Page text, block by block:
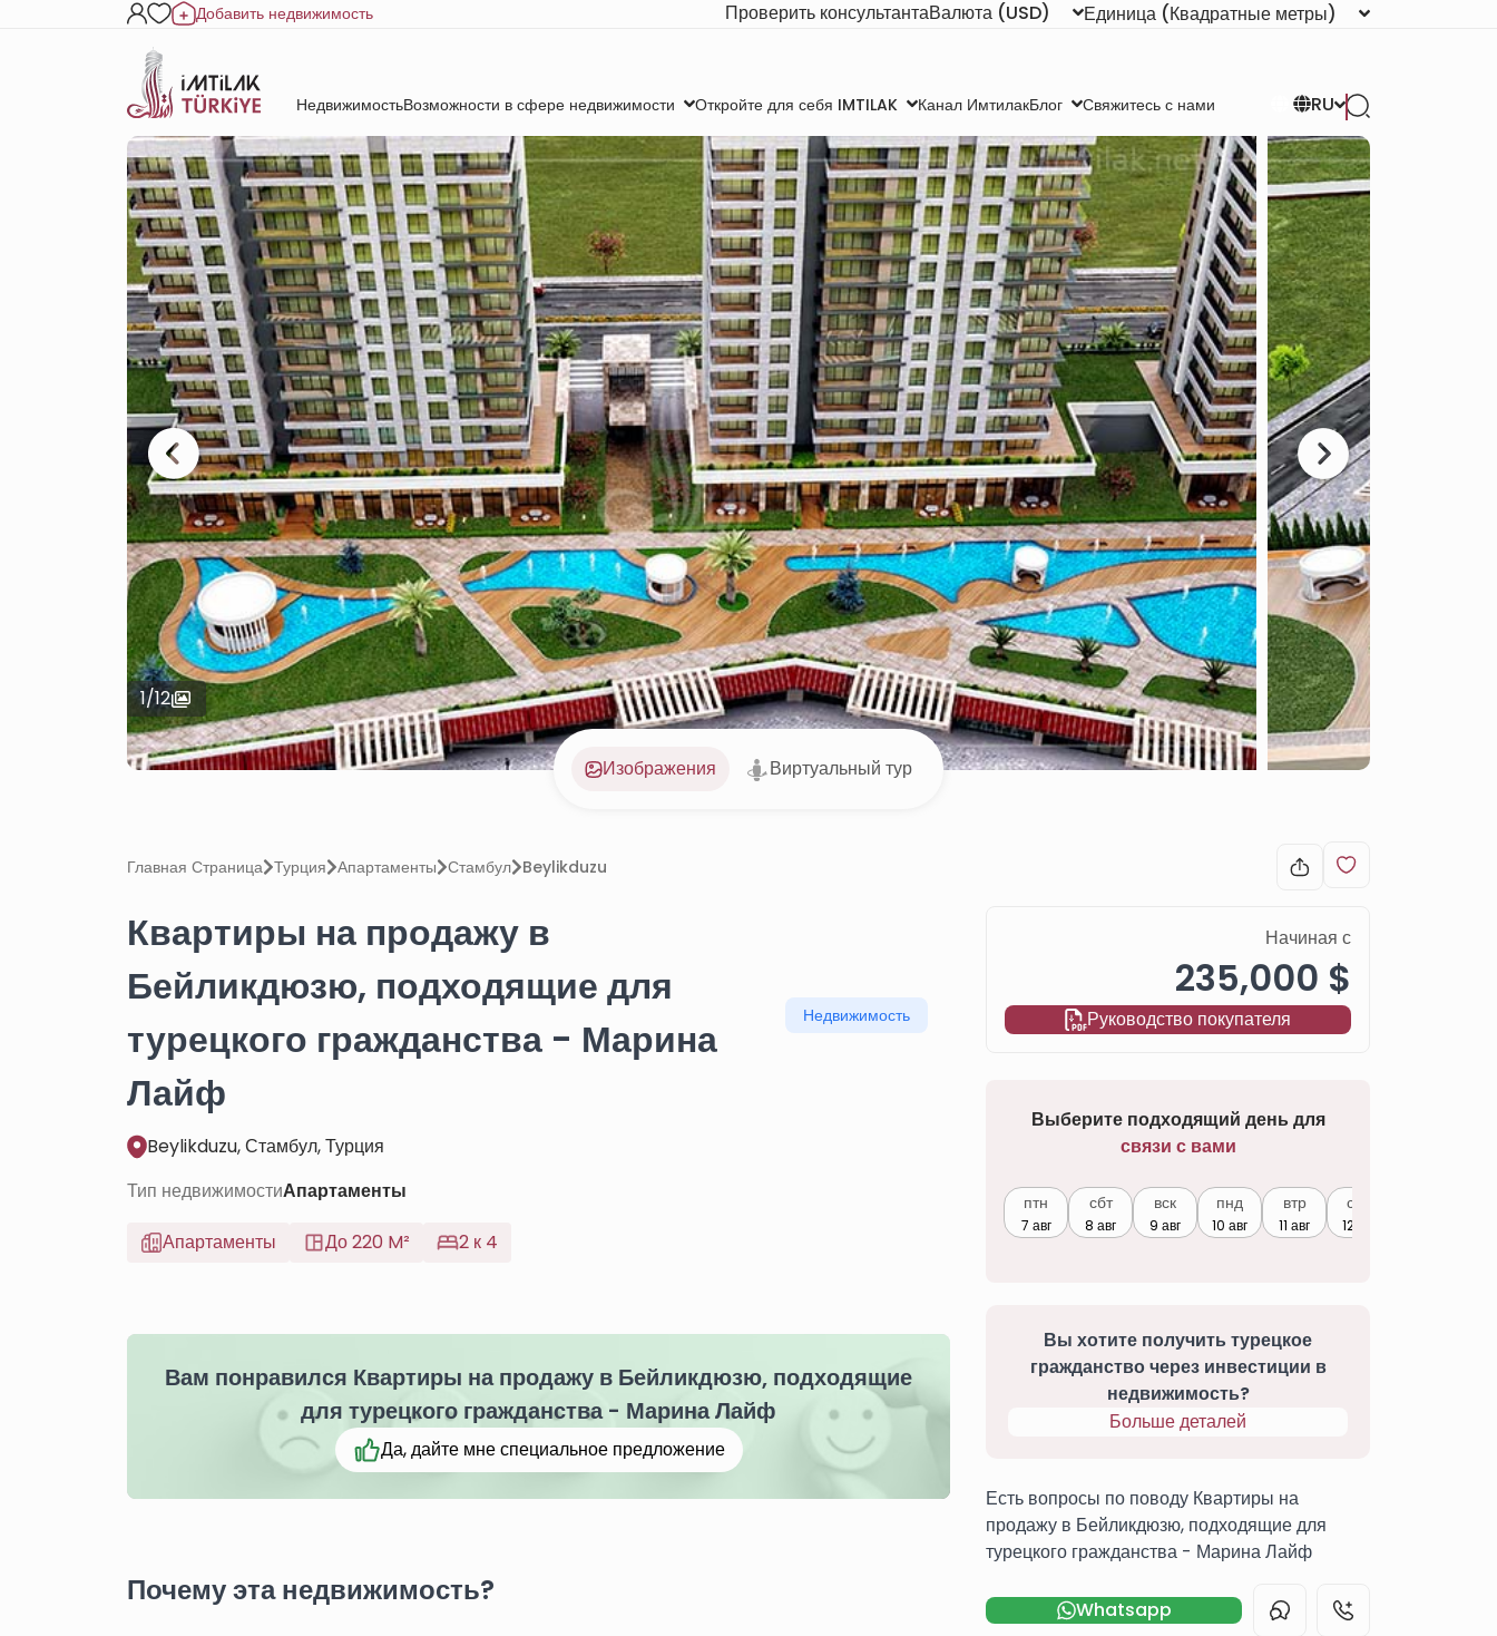
Добавить недвижимость Проверить консультантаВалюта (USD) Единица (Квадратные метры)
НедвижимостьВозможности в сфере недвижимости Откройте для себя IMTILAK Канал ИмтилакБлог Свяжитесь с нами RU
1/12
Изображения Виртуальный тур
Главная Страница Турция Апартаменты Стамбул Beylikduzu
Квартиры на продажу в
Бейликдюзю, подходящие для
турецкого гражданства - Марина
Лайф
Недвижимость
Beylikduzu, Стамбул, Турция
Тип недвижимостиАпартаменты
Апартаменты
До 220 M² 2 к 4
Вам понравился Квартиры на продажу в Бейликдюзю, подходящие
для турецкого гражданства - Марина Лайф
Да, дайте мне специальное предложение
Почему эта недвижимость?
Начиная с
235,000 $
Руководство покупателя
Выберите подходящий день для
связи с вами
птн
7 авг
сбт
8 авг
вск
9 авг
пнд
10 авг
втр
11 авг
срд
12 авг
Вы хотите получить турецкое
гражданство через инвестиции в
недвижимость?
Больше деталей
Есть вопросы по поводу Квартиры на
продажу в Бейликдюзю, подходящие для
турецкого гражданства - Марина Лайф
Whatsapp